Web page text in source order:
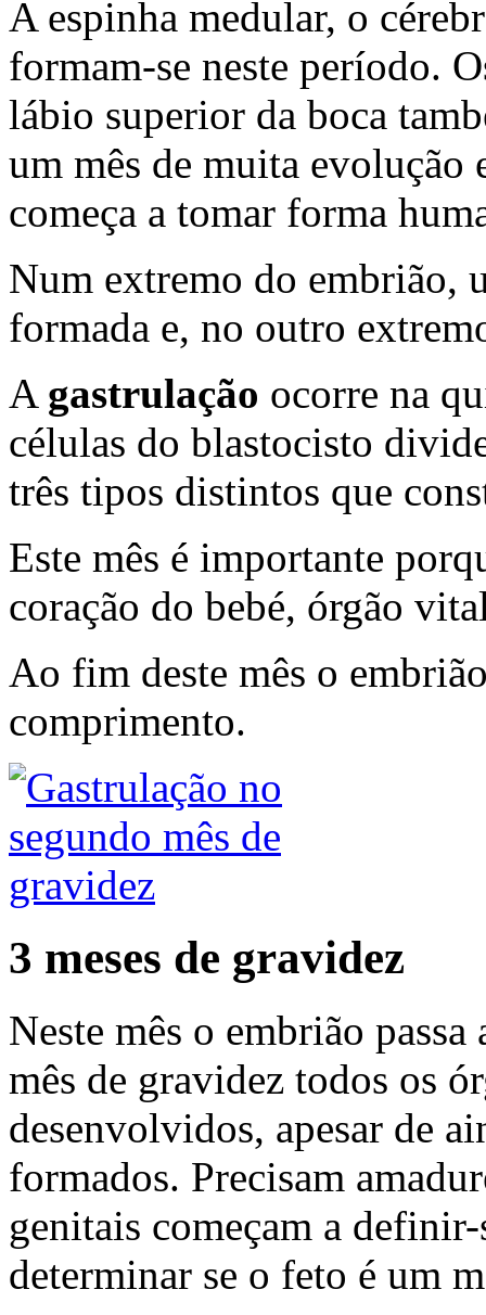
A espinha medular, o
formam-se neste período.
lábio superior da boca
um mês de muita evolução
começa a tomar forma
Num extremo do embrião,
formada e, no outro
A gastrulação ocorre na
células do blastocisto
três tipos distintos que
Este mês é importante
coração do bebé, órgão
Ao fim deste mês o
comprimento.
3 meses de gravidez
Neste mês o embrião
mês de gravidez todos os
desenvolvidos, apesar de
formados. Precisam
genitais começam a
determinar se o feto é um